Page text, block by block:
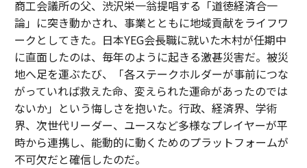
商工会議所の父、渋沢栄一翁提唱する「道徳経済合一
論」に突き動かされ、事業とともに地域貢献をライフワ
ークとしてきた。日本YEG会長職に就いた木村が任期中
に直面したのは、毎年のように起きる激甚災害だ。被災
地へ足を運ぶたび、「各ステークホルダーが事前につな
がっていれば救えた命、変えられた運命があったのでは
ないか」という悔しさを抱いた。行政、経済界、学術
界、次世代リーダー、ユースなど多様なプレイヤーが平
時から連携し、能動的に動くためのプラットフォームが
不可欠だと確信したのだ。